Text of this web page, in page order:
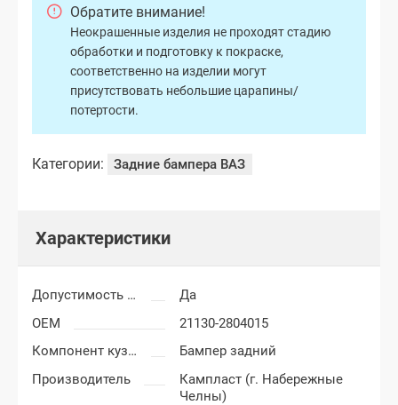
Обратите внимание!
Неокрашенные изделия не проходят стадию
обработки и подготовку к покраске,
соответственно на изделии могут
присутствовать небольшие царапины/
потертости.
Категории: Задние бампера ВАЗ
Характеристики
Допустимость мелких царапин
Да
OEM
21130-2804015
Компонент кузова
Бампер задний
Производитель
Кампласт (г. Набережные
Челны)